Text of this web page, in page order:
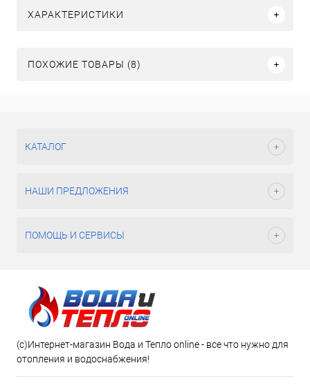
ХАРАКТЕРИСТИКИ
ПОХОЖИЕ ТОВАРЫ (8)
КАТАЛОГ
НАШИ ПРЕДЛОЖЕНИЯ
ПОМОЩЬ И СЕРВИСЫ
(c)Интернет-магазин Вода и Тепло online - все что нужно для
отопления и водоснабжения!